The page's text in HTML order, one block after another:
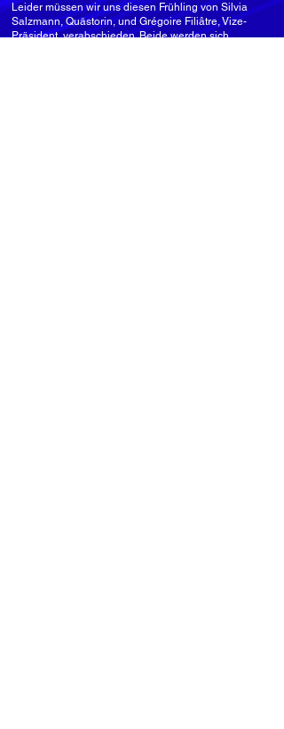
Leider müssen wir uns diesen Frühling von Silvia
Salzmann, Quästorin, und Grégoire Filiâtre, Vize-
Präsident, verabschieden. Beide werden sich